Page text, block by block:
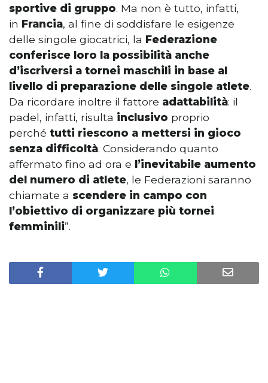
sportive di gruppo. Ma non è tutto, infatti,
in Francia, al fine di soddisfare le esigenze
delle singole giocatrici, la Federazione
conferisce loro la possibilità anche
d’iscriversi a tornei maschili in base al
livello di preparazione delle singole atlete.
Da ricordare inoltre il fattore adattabilità: il
padel, infatti, risulta inclusivo proprio
perché tutti riescono a mettersi in gioco
senza difficoltà. Considerando quanto
affermato fino ad ora e l’inevitabile aumento
del numero di atlete, le Federazioni saranno
chiamate a scendere in campo con
l’obiettivo di organizzare più tornei
femminili”.